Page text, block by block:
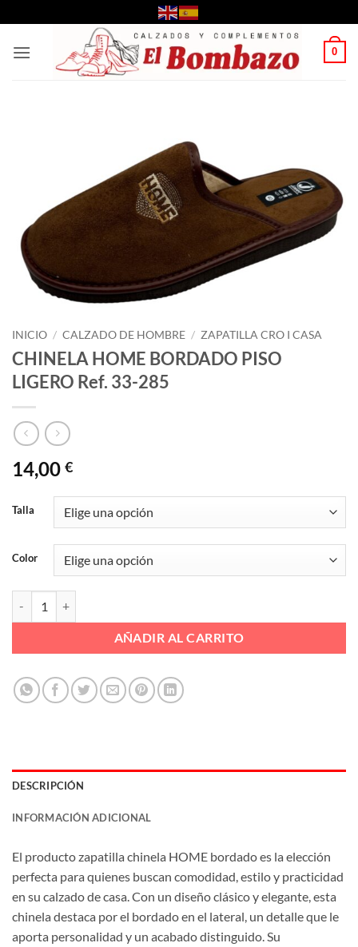
al
contenido
0
INICIO / CALZADO DE HOMBRE / ZAPATILLA CRO I CASA
CHINELA HOME BORDADO PISO
LIGERO Ref. 33-285
14,00 €
Talla
Color
AÑADIR AL CARRITO
DESCRIPCIÓN
INFORMACIÓN ADICIONAL
El producto zapatilla chinela HOME bordado es la elección
perfecta para quienes buscan comodidad, estilo y practicidad
en su calzado de casa. Con un diseño clásico y elegante, esta
chinela destaca por el bordado en el lateral, un detalle que le
aporta personalidad y un acabado distinguido. Su